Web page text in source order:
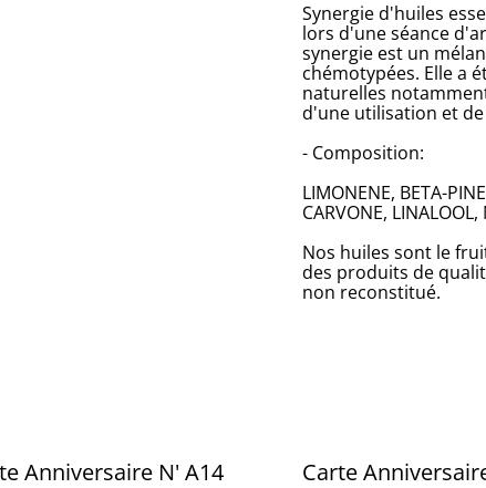
Synergie d'huiles
lors d'une séance
synergie est un
chémotypées. Elle a
naturelles
d'une utilisation et
- Composition:
LIMONENE, BETA-
CARVONE,
Nos huiles sont le
des produits de
non reconstitué.
Carte Anniversaire N' A14